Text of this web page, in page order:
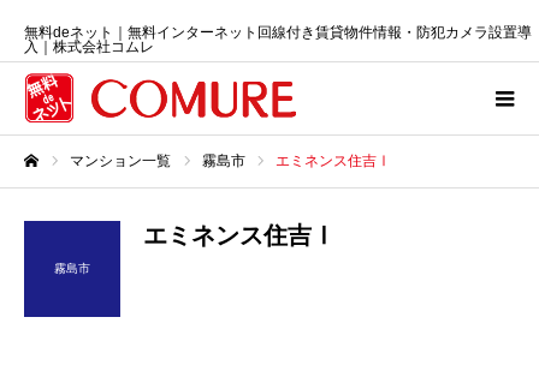
無料deネット｜無料インターネット回線付き賃貸物件情報・防犯カメラ設置導
入｜株式会社コムレ
マンション一覧 霧島市 エミネンス住吉Ⅰ
霧島市
エミネンス住吉Ⅰ